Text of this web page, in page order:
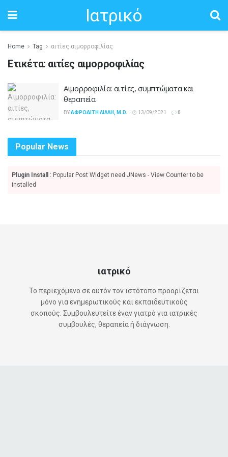
Ιατρικό
Home Tag αιτίες αιμορροφιλίας
Ετικέτα: αιτίες αιμορροφιλίας
Αιμορροφιλία: αιτίες, συμπτώματα και
θεραπεία
BYΑΦΡΟΔΊΤΗ ΛΙΛΛΉ, M.D. 13/09/2021 0
Popular News
Plugin Install
: Popular Post Widget need JNews - View Counter to be
installed
ιατρικό
Το περιεχόμενο σε αυτόν τον ιστότοπο προορίζεται
μόνο για ενημερωτικούς και εκπαιδευτικούς
σκοπούς. Συμβουλευτείτε έναν γιατρό για ιατρικές
συμβουλές, θεραπεία ή διάγνωση.